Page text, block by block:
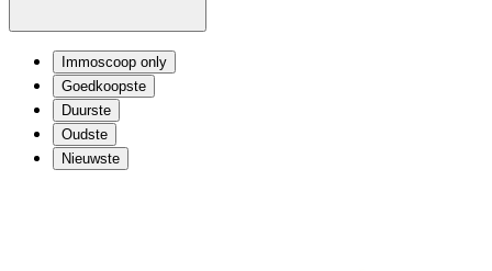
Immoscoop only
Goedkoopste
Duurste
Oudste
Nieuwste